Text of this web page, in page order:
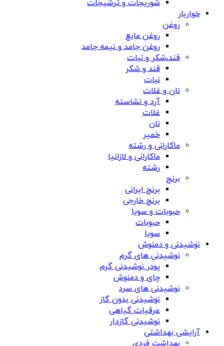
شوریجات و ترشیجات
خواربار
روغن
روغن مایع
روغن جامد و نیمه جامد
قند،شکر و نبات
قند و شکر
نبات
نان و غلات
آرد و نشاسته
غلات
نان
خمیر
ماکارانی و رشته
ماکارانی و لازانیا
رشته
برنج
برنج ایرانی
برنج خارجی
حبوبات و سویا
حبوبات
سویا
نوشیدنی و دمنوش
نوشیدنی های گرم
پودر نوشیدنی گرم
چای و دمنوش
نوشیدنی های سرد
نوشیدنی بدون گاز
عرقیات گیاهی
نوشیدنی گازدار
آرایشی بهداشتی
بهداشت فردی